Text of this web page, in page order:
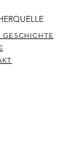
GESCHICHTE